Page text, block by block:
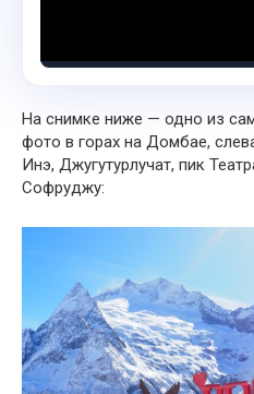
На снимке ниже — одно из
фото в горах на Домбае,
Инэ, Джугутурлучат, пик
Софруджу: